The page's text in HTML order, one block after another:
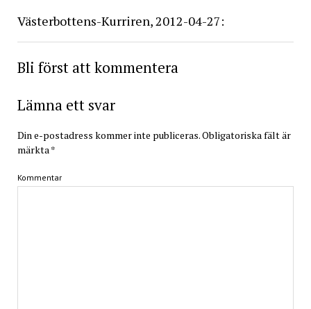
Västerbottens-Kurriren, 2012-04-27:
Bli först att kommentera
Lämna ett svar
Din e-postadress kommer inte publiceras.Obligatoriska fält är
märkta*
Kommentar